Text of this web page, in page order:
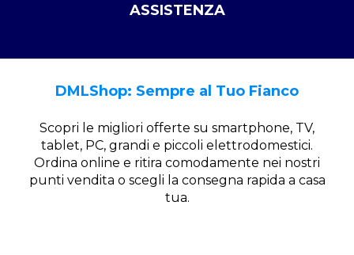
ASSISTENZA
DMLShop: Sempre al Tuo Fianco
Scopri le migliori offerte su smartphone, TV,
tablet, PC, grandi e piccoli elettrodomestici.
Ordina online e ritira comodamente nei nostri
punti vendita o scegli la consegna rapida a casa
tua.